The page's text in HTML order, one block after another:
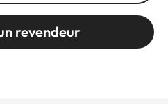
revendeur